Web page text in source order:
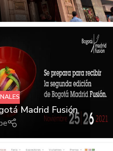
Madrid Fusión